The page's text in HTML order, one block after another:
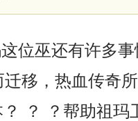
位巫还有许多
移，热血传奇
？ ？帮助祖玛